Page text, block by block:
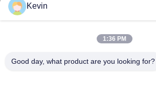
Adresse
E-Mail
sale2@zhejiangyuhao.com
Kevin
1:36 PM
Good day, what product are you looking for?